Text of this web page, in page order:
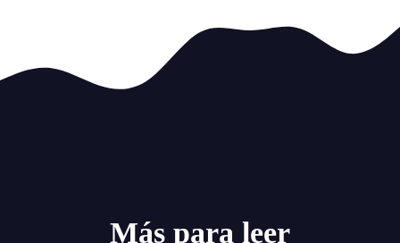
Más para leer